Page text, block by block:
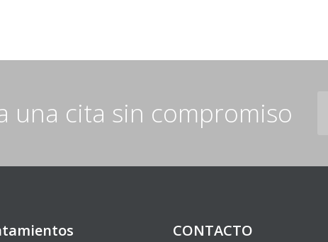
una cita sin compromiso
CONTACTO